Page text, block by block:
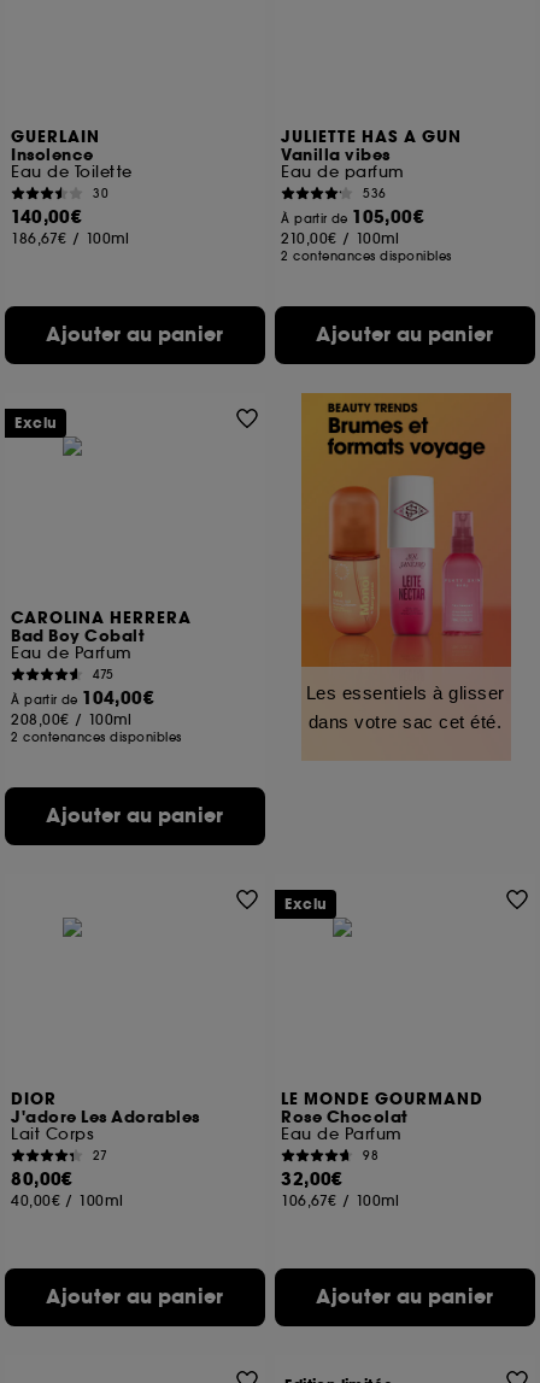
GUERLAIN
Insolence
Eau de Toilette
30
140,00€
186,67€ / 100ml
Ajouter au panier
JULIETTE HAS A GUN
Vanilla vibes
Eau de parfum
536
À partir de 105,00€
210,00€ / 100ml
2 contenances disponibles
Ajouter au panier
CAROLINA HERRERA
Bad Boy Cobalt
Eau de Parfum
475
À partir de 104,00€
208,00€ / 100ml
2 contenances disponibles
Ajouter au panier
Exclu
Les essentiels à glisser
dans votre sac cet été.
DIOR
J'adore Les Adorables
Lait Corps
27
80,00€
40,00€ / 100ml
Ajouter au panier
LE MONDE GOURMAND
Rose Chocolat
Eau de Parfum
98
32,00€
106,67€ / 100ml
Ajouter au panier
Exclu